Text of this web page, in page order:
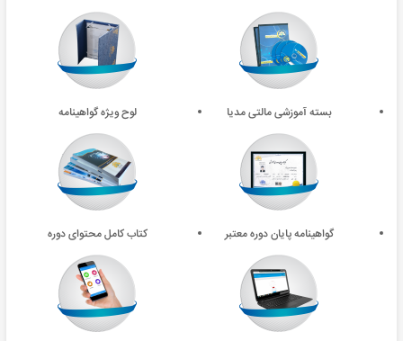
بسته آموزشی مالتی مدیا لوح ویژه گواهینامه
گواهینامه پایان دوره معتبر کتاب کامل محتوای دوره